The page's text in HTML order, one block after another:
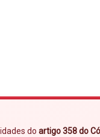
do artigo 358 do